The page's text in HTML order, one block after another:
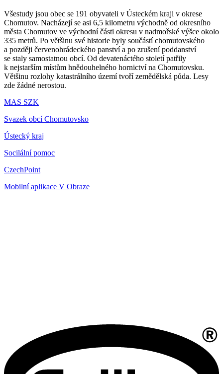
Všestudy jsou obec se 191 obyvateli v Ústeckém kraji v okrese
Chomutov. Nacházejí se asi 6,5 kilometru východně od okresního
města Chomutov ve východní části okresu v nadmořské výšce okolo
335 metrů. Po většinu své historie byly součástí chomutovského
a později červenohrádeckého panství a po zrušení poddanství
se staly samostatnou obcí. Od devatenáctého století patřily
k nejstarším místům hnědouhelného hornictví na Chomutovsku.
Většinu rozlohy katastrálního území tvoří zemědělská půda. Lesy
zde žádné nerostou.
MAS SZK
Svazek obcí Chomutovsko
Ústecký kraj
Socilální pomoc
CzechPoint
Mobilní aplikace V Obraze